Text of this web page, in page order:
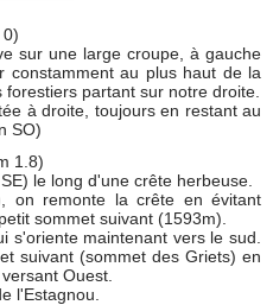
sur une large croupe, à gauche
constamment au plus haut de la
partant sur notre droite.
à droite, toujours en restant au
SO)
1.8)
le long d'une crête herbeuse.
on remonte la crête en évitant
sommet suivant (1593m).
s'oriente maintenant vers le sud.
suivant (sommet des Griets) en
Ouest.
l'Estagnou.